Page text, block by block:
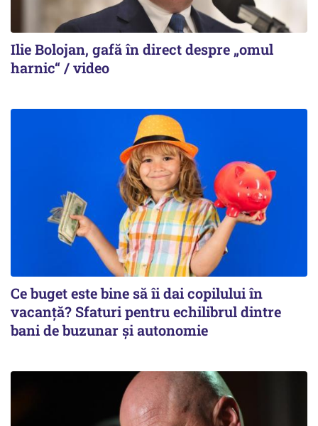
Ilie Bolojan, gafă în direct despre „omul
harnic“ / video
Ce buget este bine să îi dai copilului în
vacanță? Sfaturi pentru echilibrul dintre
bani de buzunar și autonomie